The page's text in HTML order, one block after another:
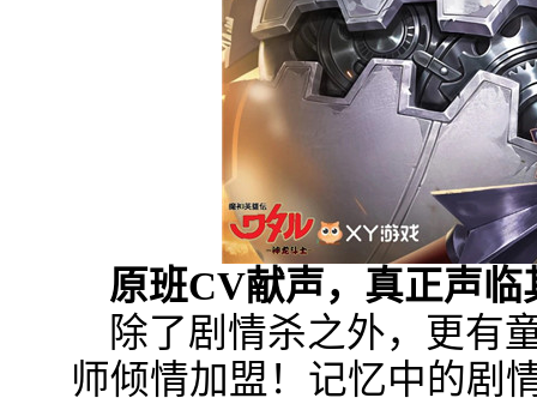
原班CV献声，真正声临
除了剧情杀之外，更有
师倾情加盟！记忆中的剧